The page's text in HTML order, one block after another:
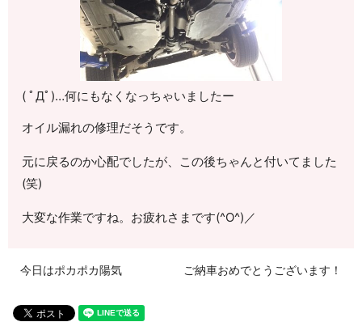
( ﾟДﾟ)…何にもなくなっちゃいましたー
オイル漏れの修理だそうです。
元に戻るのか心配でしたが、この後ちゃんと付いてました
(笑)
大変な作業ですね。お疲れさまです(^O^)／
今日はポカポカ陽気 ご納車おめでとうございます！